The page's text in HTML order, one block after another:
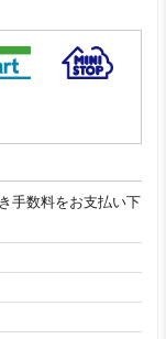
手数料をお支払い下